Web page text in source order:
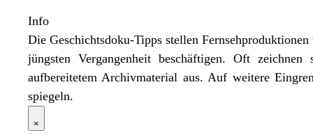
Info
Die Geschichtsdoku-Tipps stellen
jüngsten Vergangenheit beschäftigen. Oft
aufbereitetem Archivmaterial aus. Auf weitere
spiegeln.
×